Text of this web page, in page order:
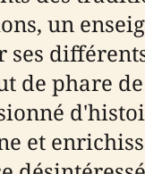
un
de phare
et